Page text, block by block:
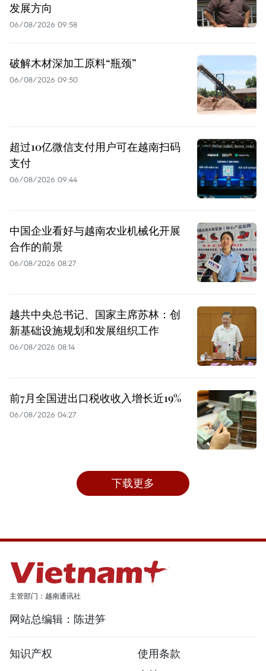
发展方向
06/08/2026 09:58
破解木材深加工原料“瓶颈”
06/08/2026 09:50
超过10亿微信支付用户可在越南扫码
支付
06/08/2026 09:44
中国企业看好与越南农业机械化开展
合作的前景
06/08/2026 08:27
越共中央总书记、国家主席苏林：创
新基础设施规划和发展组织工作
06/08/2026 08:14
前7月全国进出口税收收入增长近19%
06/08/2026 04:27
下载更多
主管部门：越南通讯社
网站总编辑：陈进笋
知识产权
使用条款